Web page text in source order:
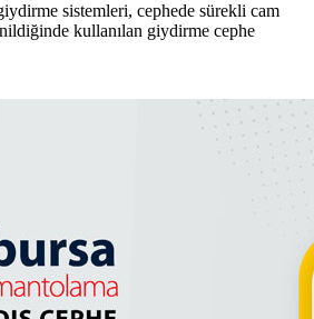
sistemleri, cephede sürekli cam
kullanılan giydirme cephe